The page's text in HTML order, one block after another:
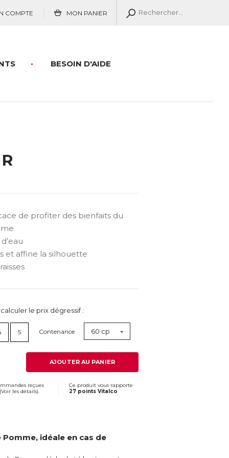
COMPTE MON PANIER
BESOIN D'AIDE
de profiter des bienfaits du
et affine la silhouette
le prix dégressif :
5 Contenance 60 cp
AJOUTER AU PANIER
reçues
Voir les détails).
Ce produit vous rapporte
27 points Vitalco
idéale en cas de